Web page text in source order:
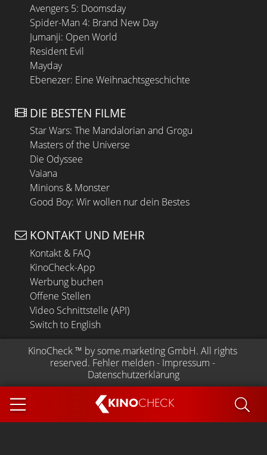
KINOCHECK
Avengers 5: Doomsday
Spider-Man 4: Brand New Day
Jumanji: Open World
Resident Evil
Mayday
Ebenezer: Eine Weihnachtsgeschichte
DIE BESTEN FILME
Star Wars: The Mandalorian and Grogu
Masters of the Universe
Die Odyssee
Vaiana
Minions & Monster
Good Boy: Wir wollen nur dein Bestes
KONTAKT UND MEHR
Kontakt & FAQ
KinoCheck-App
Werbung buchen
Offene Stellen
Video Schnittstelle (API)
Switch to English
KinoCheck ™ by some.marketing GmbH. All rights
reserved. Fehler melden - Impressum -
Datenschutzerklärung